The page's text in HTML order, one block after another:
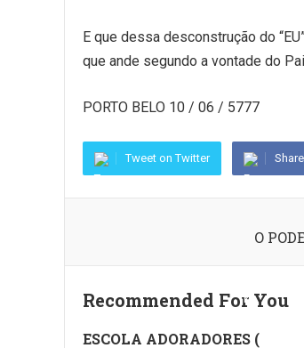
E que dessa desconstrução do
que ande segundo a vontade do
PORTO BELO 10 / 06 / 5777
Tweet on Twitter
O
Recommended For You
ESCOLA ADORADORES (